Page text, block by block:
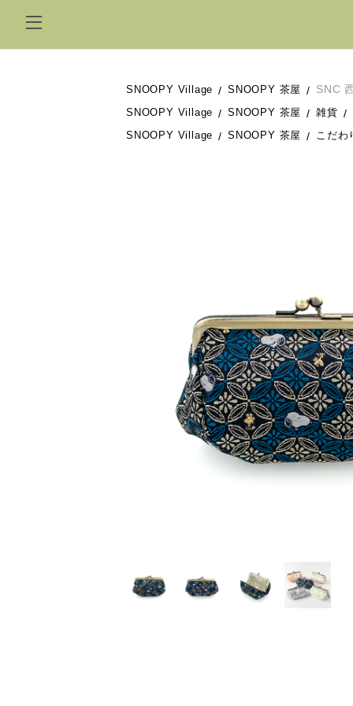
SNOOPY Village SNOOPY 茶屋 SNC
SNOOPY Village SNOOPY 茶屋 雑貨
SNOOPY Village SNOOPY 茶屋 こだわ